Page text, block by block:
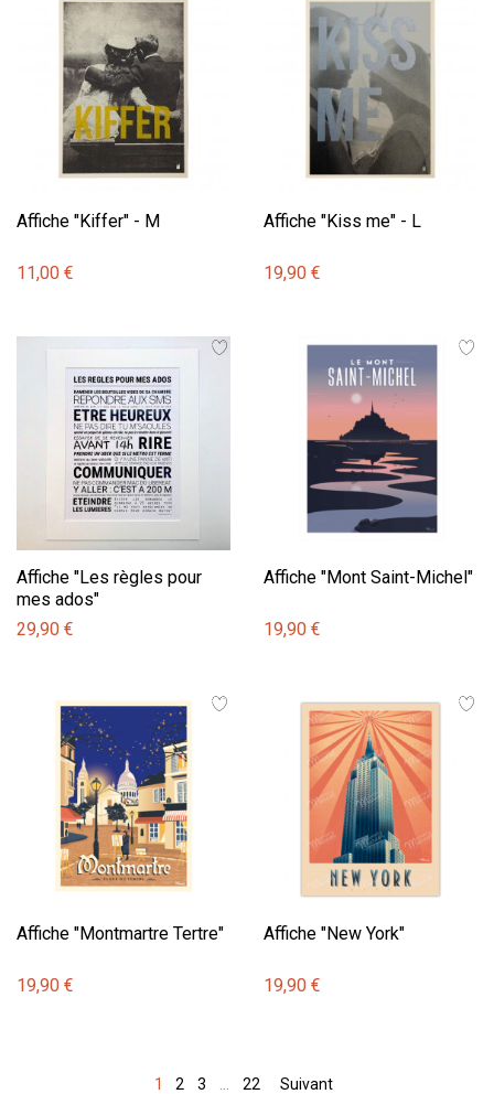
Affiche "Kiffer" - M
11,00 €
Affiche "Kiss me" - L
19,90 €
Affiche "Les règles pour
mes ados"
29,90 €
Affiche "Mont Saint-Michel"
19,90 €
Affiche "Montmartre Tertre"
19,90 €
Affiche "New York"
19,90 €
1 2 3 22 Suivant